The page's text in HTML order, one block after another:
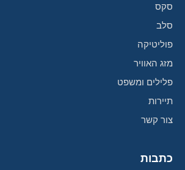
סקס
סלב
פוליטיקה
מזג האוויר
פלילים ומשפט
תיירות
צור קשר
כתבות